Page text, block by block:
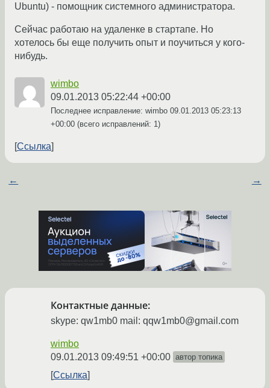
Ubuntu) - помощник системного администратора.
Сейчас работаю на удаленке в стартапе. Но
хотелось бы еще получить опыт и поучиться у кого-
нибудь.
wimbo
09.01.2013 05:22:44 +00:00
Последнее исправление: wimbo 09.01.2013 05:23:13
+00:00 (всего исправлений: 1)
Ссылка
← →
Контактные данные:
skype: qw1mb0 mail: qqw1mb0@gmail.com
wimbo
09.01.2013 09:49:51 +00:00 автор топика
Ссылка